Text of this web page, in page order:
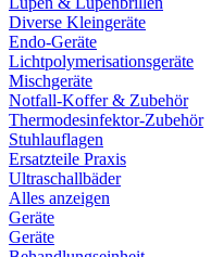
Diverse Kleingeräte
Endo-Geräte
Lichtpolymerisationsgeräte
Mischgeräte
Notfall-Koffer & Zubehör
Thermodesinfektor-Zubehör
Stuhlauflagen
Ersatzteile Praxis
Ultraschallbäder
Alles anzeigen
Geräte
Geräte